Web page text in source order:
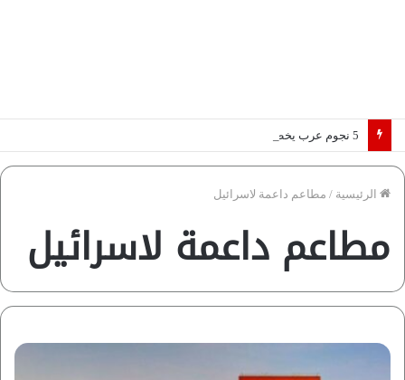
الرئيسية / مطاعم داعمة لاسرائيل
مطاعم داعمة لاسرائيل